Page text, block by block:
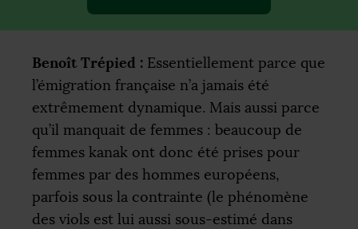
Benoît Trépied : Essentiellement parce que
l’émigration française n’a jamais été
extrêmement dynamique. Mais aussi parce
qu’il manquait de femmes : beaucoup de
femmes kanak ont donc été prises pour
femmes par des hommes européens,
parfois sous la contrainte (le phénomène
des viols est lui aussi sous-estimé dans